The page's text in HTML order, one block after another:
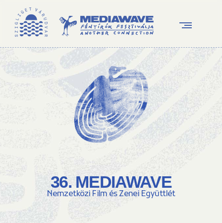
36. MEDIAWAVE
Nemzetközi Film és Zenei Együttlét